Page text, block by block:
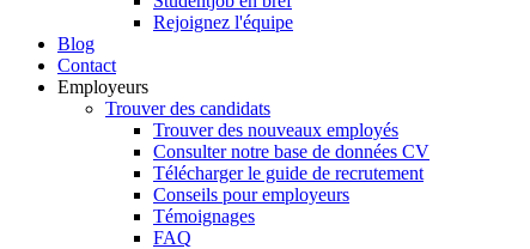
Rejoignez l'équipe
Blog
Contact
Employeurs
Trouver des candidats
Trouver des nouveaux employés
Consulter notre base de données CV
Télécharger le guide de recrutement
Conseils pour employeurs
Témoignages
FAQ